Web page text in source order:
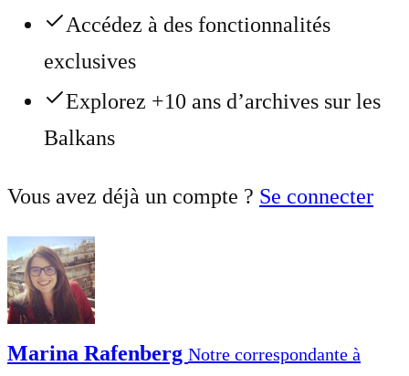
Accédez à des fonctionnalités
exclusives
Explorez +10 ans d’archives sur les
Balkans
Vous avez déjà un compte ? Se connecter
Marina Rafenberg Notre correspondante à